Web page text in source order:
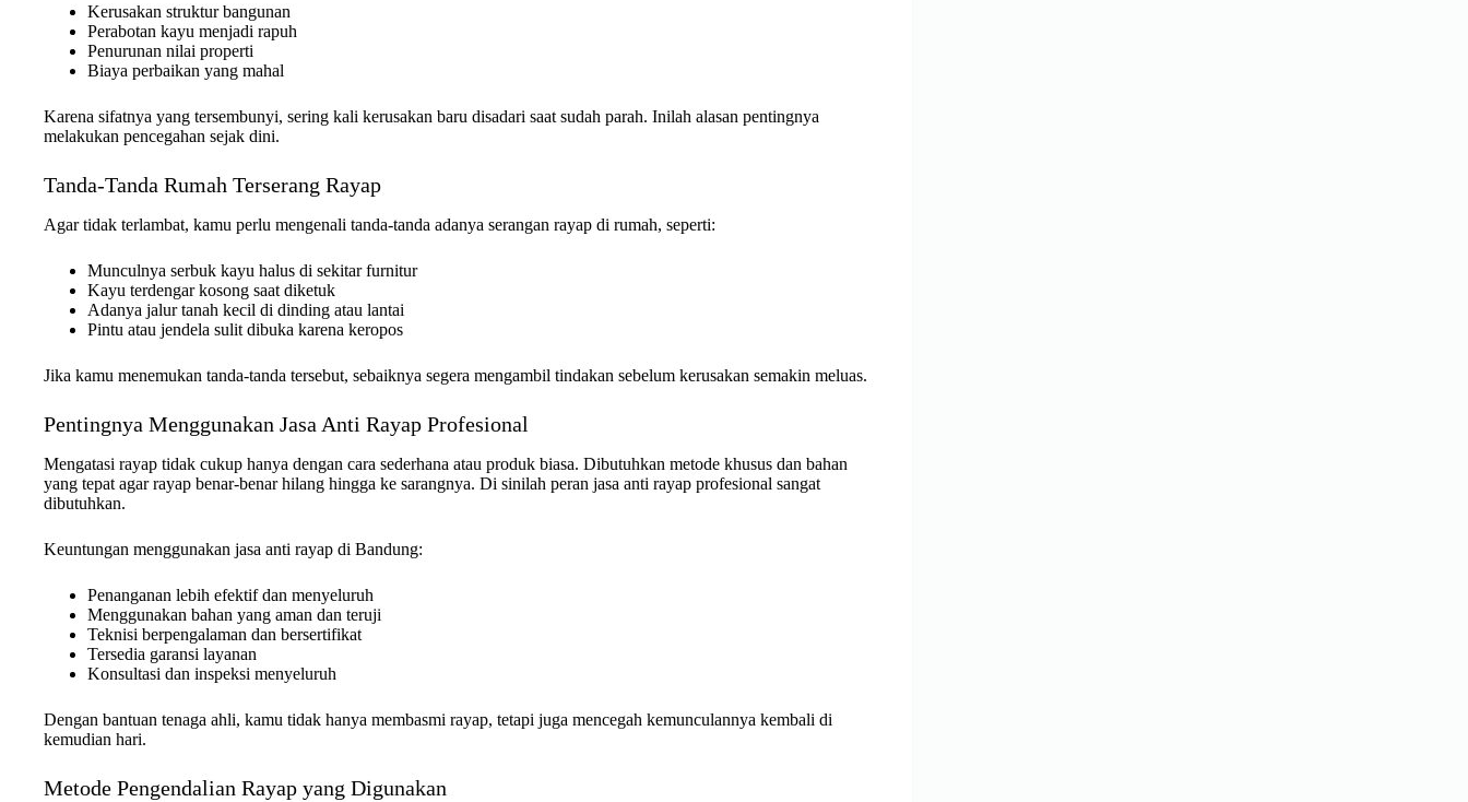
Kerusakan struktur bangunan
Perabotan kayu menjadi rapuh
Penurunan nilai properti
Biaya perbaikan yang mahal
Karena sifatnya yang tersembunyi, sering kali kerusakan baru disadari saat sudah parah. Inilah alasan pentingnya
melakukan pencegahan sejak dini.
Tanda-Tanda Rumah Terserang Rayap
Agar tidak terlambat, kamu perlu mengenali tanda-tanda adanya serangan rayap di rumah, seperti:
Munculnya serbuk kayu halus di sekitar furnitur
Kayu terdengar kosong saat diketuk
Adanya jalur tanah kecil di dinding atau lantai
Pintu atau jendela sulit dibuka karena keropos
Jika kamu menemukan tanda-tanda tersebut, sebaiknya segera mengambil tindakan sebelum kerusakan semakin meluas.
Pentingnya Menggunakan Jasa Anti Rayap Profesional
Mengatasi rayap tidak cukup hanya dengan cara sederhana atau produk biasa. Dibutuhkan metode khusus dan bahan
yang tepat agar rayap benar-benar hilang hingga ke sarangnya. Di sinilah peran jasa anti rayap profesional sangat
dibutuhkan.
Keuntungan menggunakan jasa anti rayap di Bandung:
Penanganan lebih efektif dan menyeluruh
Menggunakan bahan yang aman dan teruji
Teknisi berpengalaman dan bersertifikat
Tersedia garansi layanan
Konsultasi dan inspeksi menyeluruh
Dengan bantuan tenaga ahli, kamu tidak hanya membasmi rayap, tetapi juga mencegah kemunculannya kembali di
kemudian hari.
Metode Pengendalian Rayap yang Digunakan